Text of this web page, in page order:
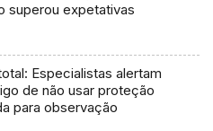
superou expetativas
Especialistas alertam
de não usar proteção
para observação